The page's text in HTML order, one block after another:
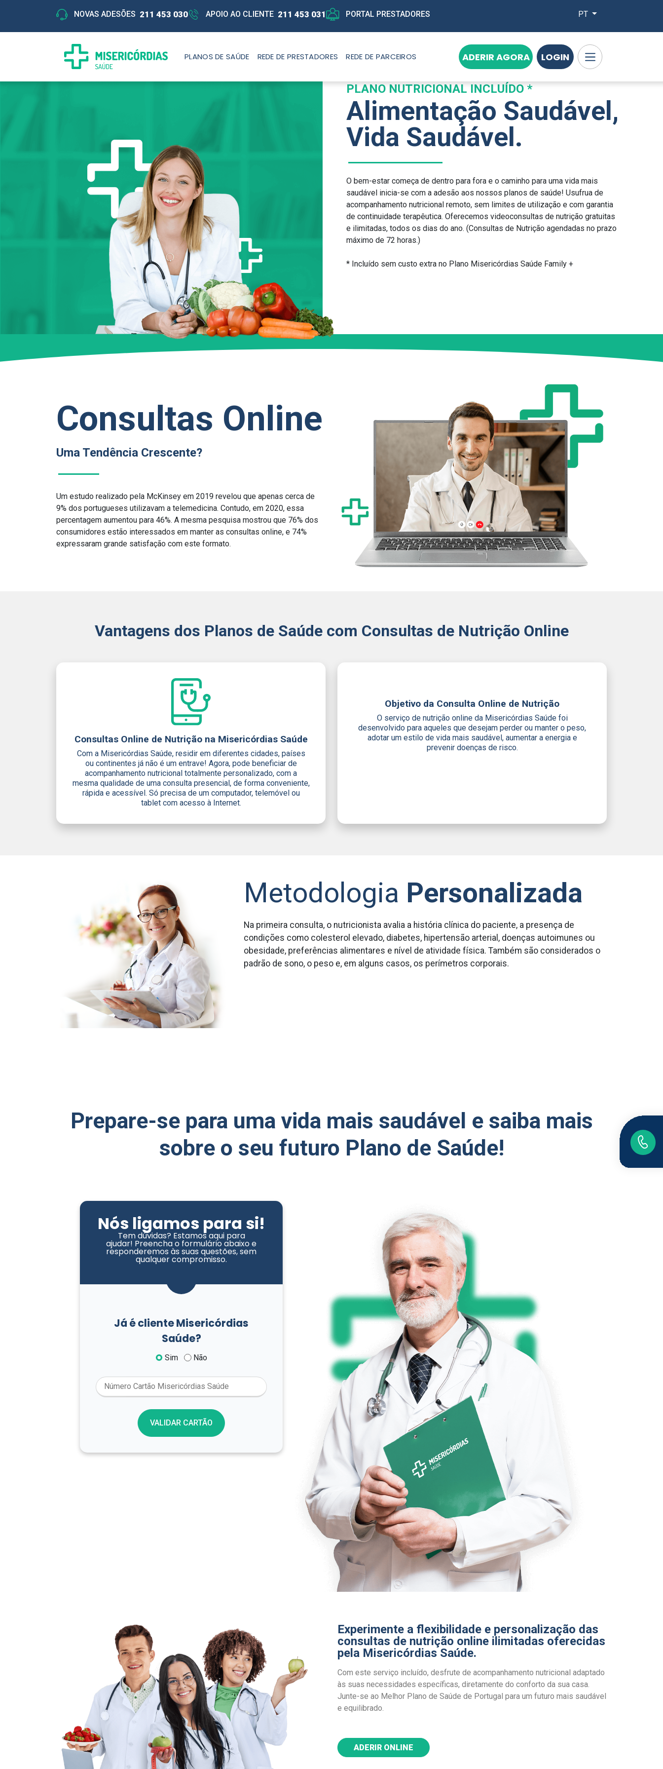
NOVAS ADESÕES 211 453 030 APOIO AO CLIENTE 211 453 031 PORTAL PRESTADORES PT
PLANOS DE SAÚDE REDE DE PRESTADORES REDE DE PARCEIROS ADERIR AGORA LOGIN
PLANO NUTRICIONAL INCLUÍDO *
Alimentação Saudável,
Vida Saudável.
O bem-estar começa de dentro para fora e o caminho para uma vida mais
saudável inicia-se com a adesão aos nossos planos de saúde! Usufrua de
acompanhamento nutricional remoto, sem limites de utilização e com garantia
de continuidade terapêutica. Oferecemos videoconsultas de nutrição gratuitas
e ilimitadas, todos os dias do ano. (Consultas de Nutrição agendadas no prazo
máximo de 72 horas.)
* Incluído sem custo extra no Plano Misericórdias Saúde Family +
Consultas Online
Uma Tendência Crescente?
Um estudo realizado pela McKinsey em 2019 revelou que apenas cerca de
9% dos portugueses utilizavam a telemedicina. Contudo, em 2020, essa
percentagem aumentou para 46%. A mesma pesquisa mostrou que 76% dos
consumidores estão interessados em manter as consultas online, e 74%
expressaram grande satisfação com este formato.
Vantagens dos Planos de Saúde com Consultas de Nutrição Online
Consultas Online de Nutrição na Misericórdias Saúde
Com a Misericórdias Saúde, residir em diferentes cidades, países
ou continentes já não é um entrave! Agora, pode beneficiar de
acompanhamento nutricional totalmente personalizado, com a
mesma qualidade de uma consulta presencial, de forma conveniente,
rápida e acessível. Só precisa de um computador, telemóvel ou
tablet com acesso à Internet.
Objetivo da Consulta Online de Nutrição
O serviço de nutrição online da Misericórdias Saúde foi
desenvolvido para aqueles que desejam perder ou manter o peso,
adotar um estilo de vida mais saudável, aumentar a energia e
prevenir doenças de risco.
Metodologia Personalizada
Na primeira consulta, o nutricionista avalia a história clínica do paciente, a presença de
condições como colesterol elevado, diabetes, hipertensão arterial, doenças autoimunes ou
obesidade, preferências alimentares e nível de atividade física. Também são considerados o
padrão de sono, o peso e, em alguns casos, os perímetros corporais.
Prepare-se para uma vida mais saudável e saiba mais
sobre o seu futuro Plano de Saúde!
Nós ligamos para si!
Tem dúvidas? Estamos aqui para
ajudar! Preencha o formulário abaixo e
responderemos às suas questões, sem
qualquer compromisso.
Já é cliente Misericórdias
Saúde?
Sim Não
VALIDAR CARTÃO
Experimente a flexibilidade e personalização das
consultas de nutrição online ilimitadas oferecidas
pela Misericórdias Saúde.
Com este serviço incluído, desfrute de acompanhamento nutricional adaptado
às suas necessidades específicas, diretamente do conforto da sua casa.
Junte-se ao Melhor Plano de Saúde de Portugal para um futuro mais saudável
e equilibrado.
ADERIR ONLINE